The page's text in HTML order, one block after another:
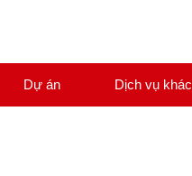
Dự án Dịch vụ khác